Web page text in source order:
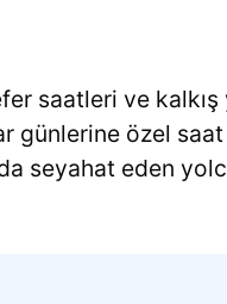
saatleri ve
günlerine özel
seyahat eden